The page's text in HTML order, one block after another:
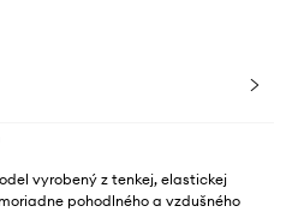
vyrobený z tenkej, elastickej
pohodlného a vzdušného